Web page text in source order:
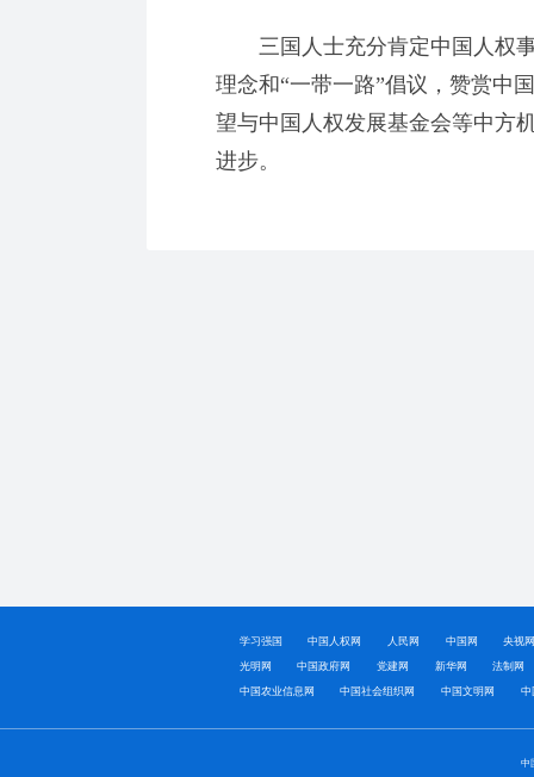
三国人士充分肯定中国人权事
理念和“一带一路”倡议，赞赏中
望与中国人权发展基金会等中方
进步。
学习强国 中国人权网 人民网 中国网 央视
光明网 中国政府网 党建网 新华网 法制网
中国农业信息网 中国社会组织网 中国文明网 中
中